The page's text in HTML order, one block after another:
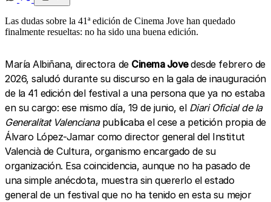
Las dudas sobre la 41ª edición de Cinema Jove han quedado
finalmente resueltas: no ha sido una buena edición.
María Albiñana, directora de Cinema Jovedesde febrero de
2026, saludó durante su discurso en la gala de inauguración
de la 41 edición del festival a una persona que ya no estaba
en su cargo: ese mismo día, 19 de junio, el Diari Oficial de la
Generalitat Valencianapublicaba el cese a petición propia de
Álvaro López-Jamar como director general del Institut
Valencià de Cultura, organismo encargado de su
organización. Esa coincidencia, aunque no ha pasado de
una simple anécdota, muestra sin quererlo el estado
general de un festival que no ha tenido en esta su mejor